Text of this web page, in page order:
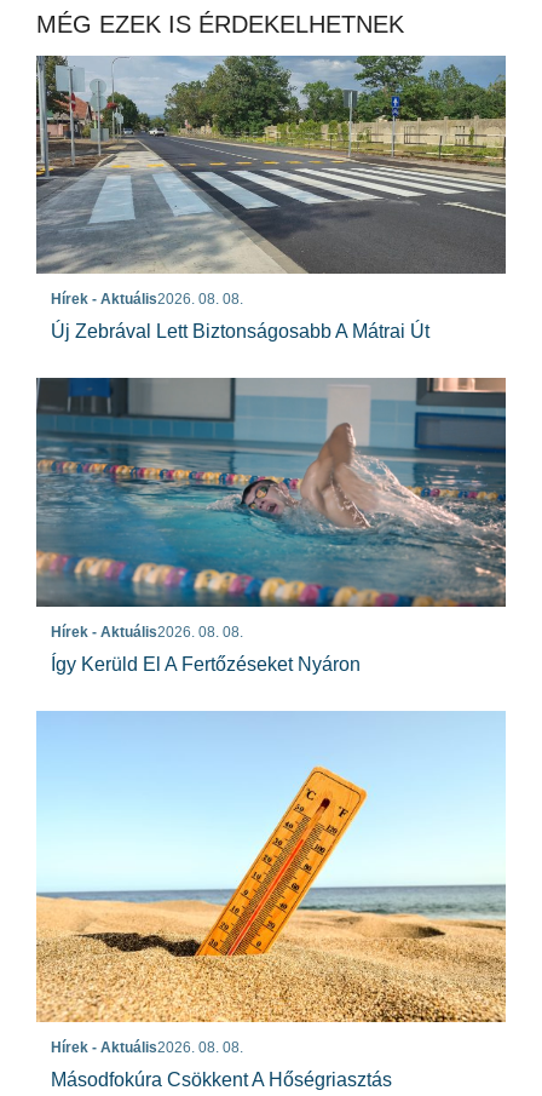
MÉG EZEK IS ÉRDEKELHETNEK
Hírek - Aktuális2026. 08. 08.
Új Zebrával Lett Biztonságosabb A Mátrai Út
Hírek - Aktuális2026. 08. 08.
Így Kerüld El A Fertőzéseket Nyáron
Hírek - Aktuális2026. 08. 08.
Másodfokúra Csökkent A Hőségriasztás